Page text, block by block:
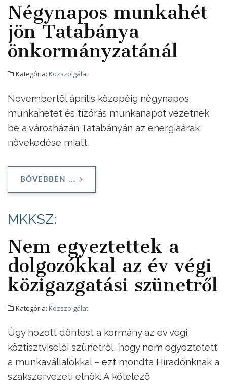
Négynapos munkahét
jön Tatabánya
önkormányzatánál
Kategória: Közszolgálat
Novembertől április közepéig négynapos
munkahetet és tízórás munkanapot vezetnek
be a városházán Tatabányán az energiaárak
növekedése miatt.
BŐVEBBEN ...
MKKSZ:
Nem egyeztettek a
dolgozókkal az év végi
közigazgatási szünetről
Kategória: Közszolgálat
Úgy hozott döntést a kormány az év végi
köztisztviselői szünetről, hogy nem egyeztetett
a munkavállalókkal – ezt mondta Híradónknak a
szakszervezeti elnök. A kötelező